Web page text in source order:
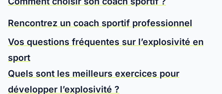
Rencontrez un coach sportif professionnel
Vos questions fréquentes sur l’explosivité en
sport
Quels sont les meilleurs exercices pour
développer l’explosivité ?